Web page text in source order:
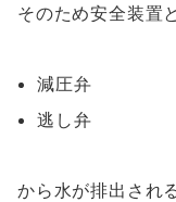
そのため安全装置
減圧弁
逃し弁
から水が排出され